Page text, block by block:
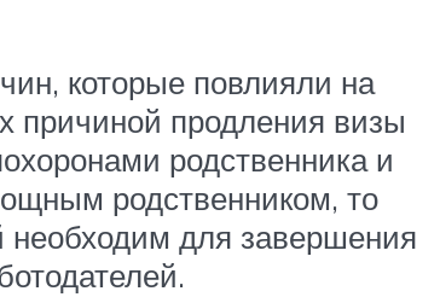
которые повлияли на
причиной продления визы
родственника и
родственником, то
необходим для завершения